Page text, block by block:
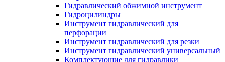
Гидравлический обжимной инструмент
Гидроцилиндры
Инструмент гидравлический для
перфорации
Инструмент гидравлический для резки
Инструмент гидравлический универсальный
Комплектующие для гидравлики